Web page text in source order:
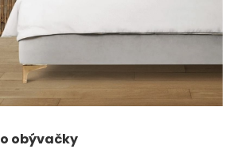
obývačky